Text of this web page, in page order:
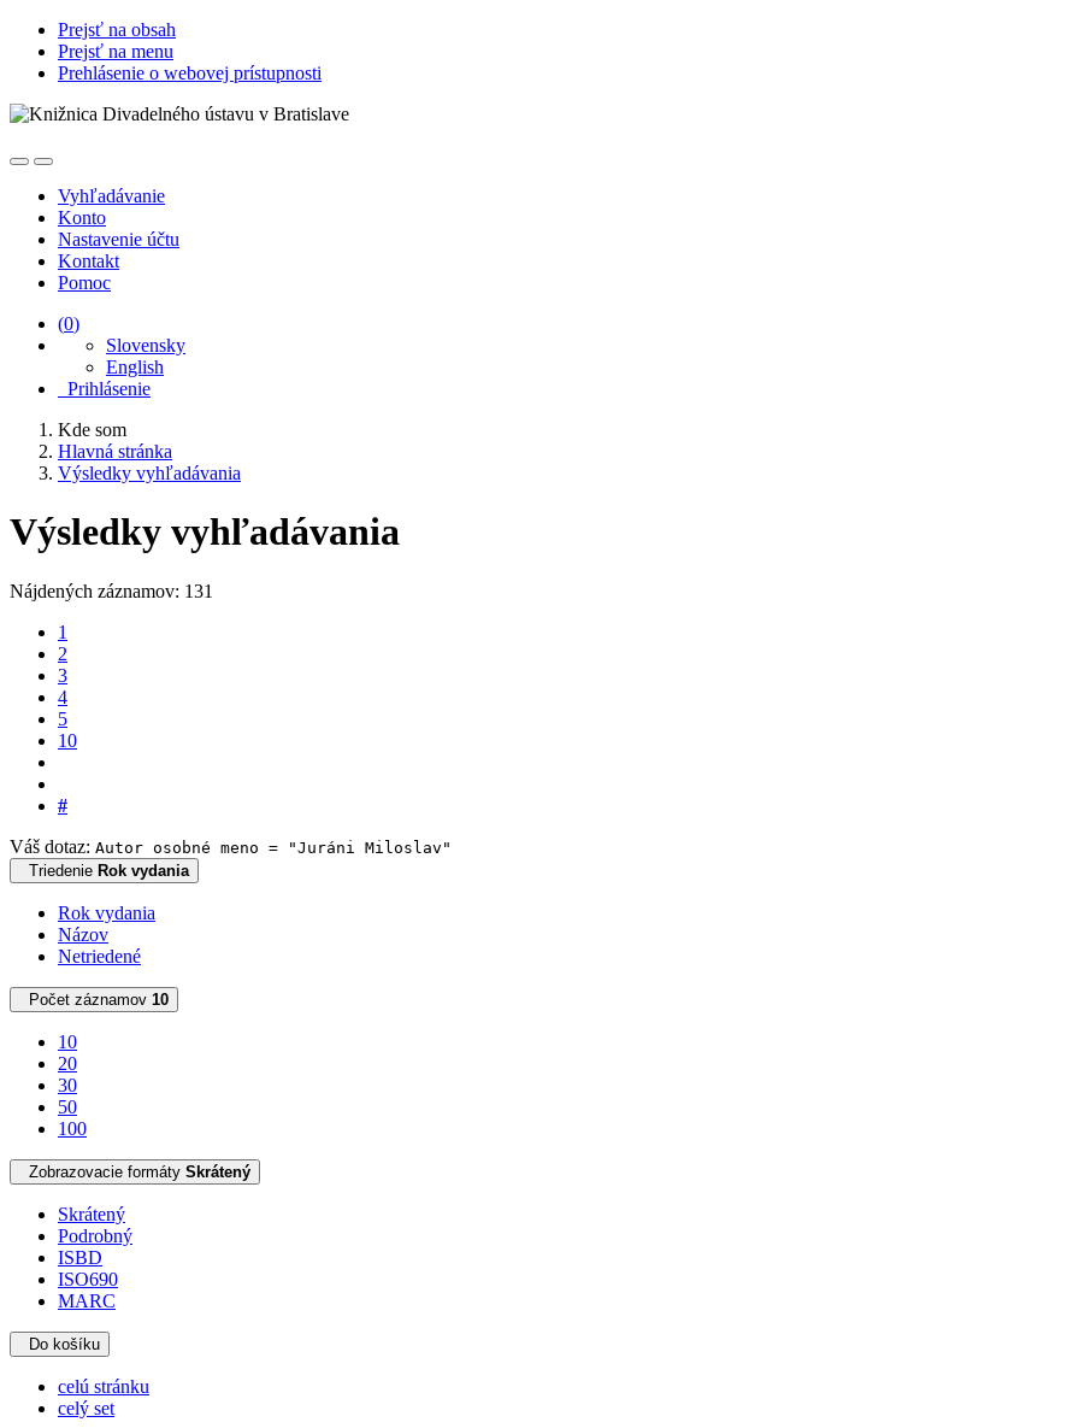
Prejsť na obsah
Prejsť na menu
Prehlásenie o webovej prístupnosti
Vyhľadávanie
Konto
Nastavenie účtu
Kontakt
Pomoc
(0)
Slovensky
English
Prihlásenie
Kde som
Hlavná stránka
Výsledky vyhľadávania
Výsledky vyhľadávania
Nájdených záznamov: 131
1
2
3
4
5
10
#
Váš dotaz: Autor osobné meno = "Juráni Miloslav"
Triedenie Rok vydania
Rok vydania
Názov
Netriedené
Počet záznamov 10
10
20
30
50
100
Zobrazovacie formáty Skrátený
Skrátený
Podrobný
ISBD
ISO690
MARC
Do košíku
celú stránku
celý set